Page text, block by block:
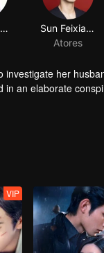
her
an elaborate
of marriage
VIP